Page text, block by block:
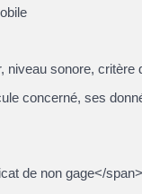
sonore, critère
concerné, ses
de non gage</